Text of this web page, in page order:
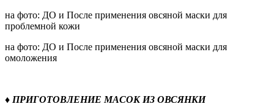
на фото: ДО и После применения овсяной маски для
проблемной кожи
на фото: ДО и После применения овсяной маски для
омоложения
♦ ПРИГОТОВЛЕНИЕ МАСОК ИЗ ОВСЯНКИ